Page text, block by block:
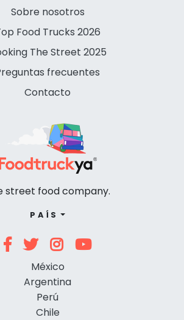
Sobre nosotros
Food Trucks 2026
The Street 2025
frecuentes
Contacto
street food company.
PAÍS
México
Argentina
Perú
Chile